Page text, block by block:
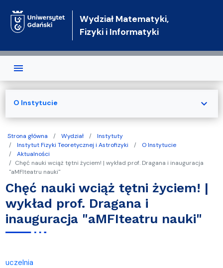
Wydział Matematyki,
Fizyki i Informatyki
Strona główna Wydział
Instytuty
Instytut Fizyki Teoretycznej i Astrofizyki
O Instytucie
Aktualności
Chęć nauki wciąż tętni życiem! | wykład prof. Dragana i inauguracja
"aMFIteatru nauki"
Chęć nauki wciąż tętni życiem! |
wykład prof. Dragana i
inauguracja "aMFIteatru nauki"
uczelnia
O Instytucie expand_more